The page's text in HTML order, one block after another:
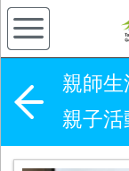
親師生
親子活